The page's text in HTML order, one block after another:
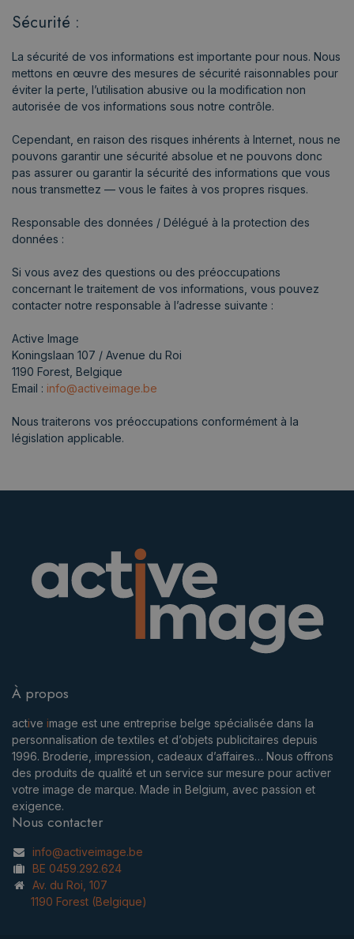
Sécurité :
La sécurité de vos informations est importante pour nous. Nous
mettons en œuvre des mesures de sécurité raisonnables pour
éviter la perte, l’utilisation abusive ou la modification non
autorisée de vos informations sous notre contrôle.
Cependant, en raison des risques inhérents à Internet, nous ne
pouvons garantir une sécurité absolue et ne pouvons donc
pas assurer ou garantir la sécurité des informations que vous
nous transmettez — vous le faites à vos propres risques.
Responsable des données / Délégué à la protection des
données :
Si vous avez des questions ou des préoccupations
concernant le traitement de vos informations, vous pouvez
contacter notre responsable à l’adresse suivante :
Active Image
Koningslaan 107 / Avenue du Roi
1190 Forest, Belgique
Email : info@activeimage.be
Nous traiterons vos préoccupations conformément à la
législation applicable.
À propos
active image est une entreprise belge spécialisée dans la
personnalisation de textiles et d’objets publicitaires depuis
1996. Broderie, impression, cadeaux d’affaires… Nous offrons
des produits de qualité et un service sur mesure pour activer
votre image de marque. Made in Belgium, avec passion et
exigence.
Nous contacter
info@activeimage.be
BE 0459.292.624
Av. du Roi, 107
1190 Forest (Belgique)